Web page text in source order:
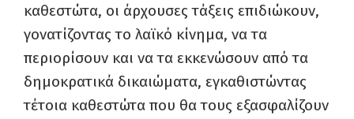
καθεστώτα, οι άρχουσες τάξεις επιδιώκουν,
γονατίζοντας το λαϊκό κίνημα, να τα
περιορίσουν και να τα εκκενώσουν από τα
δημοκρατικά δικαιώματα, εγκαθιστώντας
τέτοια καθεστώτα που θα τους εξασφαλίζουν